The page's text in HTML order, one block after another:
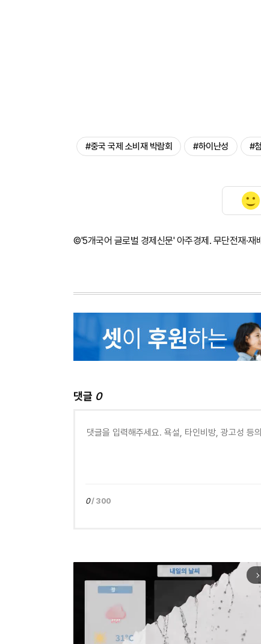
#중국 국제 소비재 박람회 #하이난성 #
©'5개국어 글로벌 경제신문' 아주경제. 무단전재·재
댓글 0
0/ 300
arrow_forward_ios